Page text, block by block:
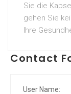
Sie die
gehen Sie
Ihre
Contact
User Name: